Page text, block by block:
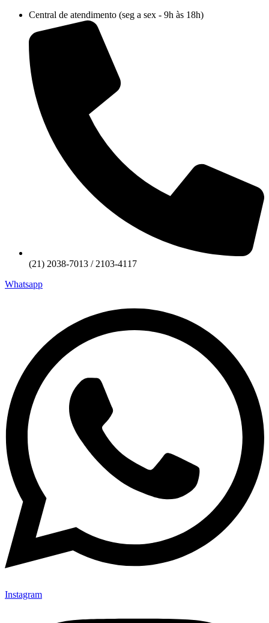
conteúdo
Central de atendimento (seg a sex - 9h às 18h)
(21) 2038-7013 / 2103-4117
Whatsapp
Instagram